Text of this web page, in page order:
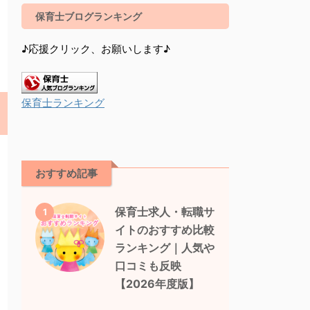
保育士ブログランキング
♪応援クリック、お願いします♪
保育士ランキング
おすすめ記事
1
保育士求人・転職サ
イトのおすすめ比較
ランキング｜人気や
口コミも反映
【2026年度版】